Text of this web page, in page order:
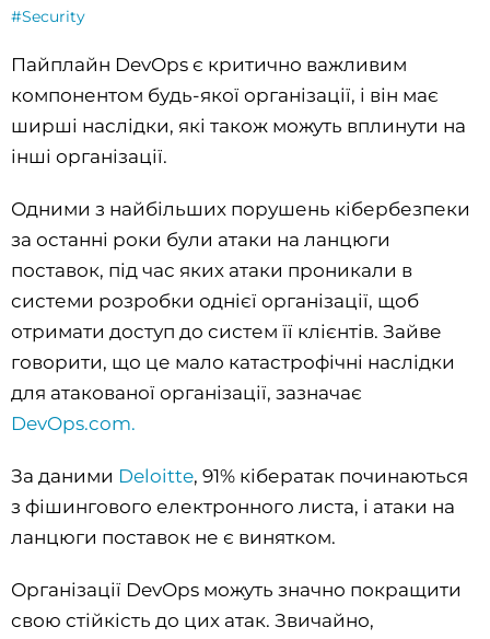
#Security
Пайплайн DevOps є критично важливим
компонентом будь-якої організації, і він має
ширші наслідки, які також можуть вплинути на
інші організації.
Одними з найбільших порушень кібербезпеки
за останні роки були атаки на ланцюги
поставок, під час яких атаки проникали в
системи розробки однієї організації, щоб
отримати доступ до систем її клієнтів. Зайве
говорити, що це мало катастрофічні наслідки
для атакованої організації, зазначає
DevOps.com.
За даними Deloitte, 91% кібератак починаються
з фішингового електронного листа, і атаки на
ланцюги поставок не є винятком.
Організації DevOps можуть значно покращити
свою стійкість до цих атак. Звичайно,